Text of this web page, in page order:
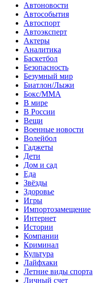
Автоновости
Автособытия
Автоспорт
Автоэксперт
Актеры
Аналитика
Баскетбол
Безопасность
Безумный мир
Биатлон/Лыжи
Бокс/MMA
В мире
В России
Вещи
Военные новости
Волейбол
Гаджеты
Дети
Дом и сад
Еда
Звёзды
Здоровье
Игры
Импортозамещение
Интернет
Истории
Компании
Криминал
Культура
Лайфхаки
Летние виды спорта
Личный счет